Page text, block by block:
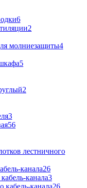
6
2
молниезащиты4
5
2
3
56
лестничного
канала26
канала3
кабель-канала26